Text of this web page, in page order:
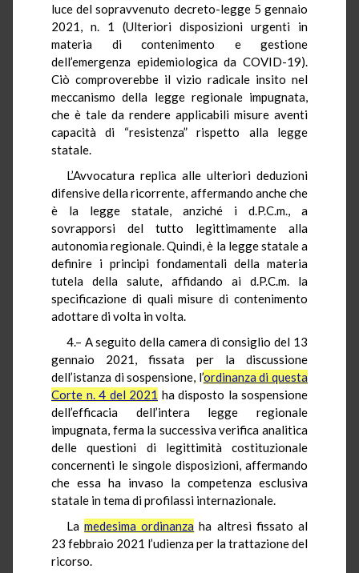
luce del sopravvenuto decreto-legge 5 gennaio
2021, n. 1 (Ulteriori disposizioni urgenti in
materia di contenimento e gestione
dell’emergenza epidemiologica da COVID-19).
Ciò comproverebbe il vizio radicale insito nel
meccanismo della legge regionale impugnata,
che è tale da rendere applicabili misure aventi
capacità di “resistenza” rispetto alla legge
statale.
L’Avvocatura replica alle ulteriori deduzioni
difensive della ricorrente, affermando anche che
è la legge statale, anziché i d.P.C.m., a
sovrapporsi del tutto legittimamente alla
autonomia regionale. Quindi, è la legge statale a
definire i principi fondamentali della materia
tutela della salute, affidando ai d.P.C.m. la
specificazione di quali misure di contenimento
adottare di volta in volta.
4.– A seguito della camera di consiglio del 13
gennaio 2021, fissata per la discussione
dell’istanza di sospensione, l’ordinanza di questa
Corte n. 4 del 2021 ha disposto la sospensione
dell’efficacia dell’intera legge regionale
impugnata, ferma la successiva verifica analitica
delle questioni di legittimità costituzionale
concernenti le singole disposizioni, affermando
che essa ha invaso la competenza esclusiva
statale in tema di profilassi internazionale.
Lamedesima ordinanza ha altresì fissato al
23 febbraio 2021 l’udienza per la trattazione del
ricorso.